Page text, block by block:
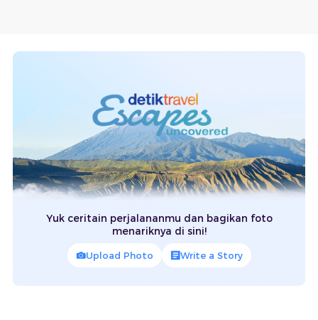
Yuk ceritain perjalananmu dan bagikan foto
menariknya di sini!
Upload Photo Write a Story